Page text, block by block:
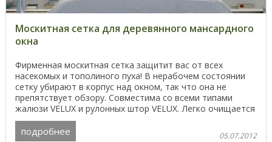
Москитная сетка для деревянного мансардного
окна
Фирменная москитная сетка защитит вас от всех
насекомых и тополиного пуха! В нерабочем состоянии
сетку убирают в корпус над окном, так что она не
препятствует обзору. Совместима со всеми типами
жалюзи VELUX и рулонных штор VELUX. Легко очищается
при ...
подробнее 05.07.2012